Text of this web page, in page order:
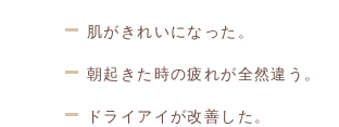
肌がきれいになった。
朝起きた時の疲れが全然違う。
ドライアイが改善した。